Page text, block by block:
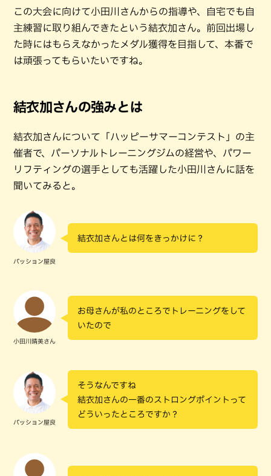
この大会に向けて小田川さんからの指導や、自宅でも自
主練習に取り組んできたという結衣加さん。前回出場し
た時にはもらえなかったメダル獲得を目指して、本番で
は頑張ってもらいたいですね。
結衣加さんの強みとは
結衣加さんについて「ハッピーサマーコンテスト」の主
催者で、パーソナルトレーニングジムの経営や、パワー
リフティングの選手としても活躍した小田川さんに話を
聞いてみると。
パッション屋良
結衣加さんとは何をきっかけに？
小田川晴美さん
お母さんが私のところでトレーニングをして
いたので
パッション屋良
そうなんですね
結衣加さんの一番のストロングポイントって
どういったところですか？